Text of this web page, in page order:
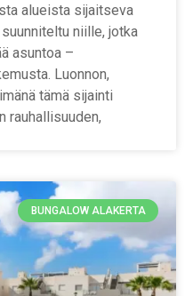
alueista sijaitseva
niille, jotka
asuntoa –
Luonnon,
tämä sijainti
rauhallisuuden,
BUNGALOW ALAKERTA